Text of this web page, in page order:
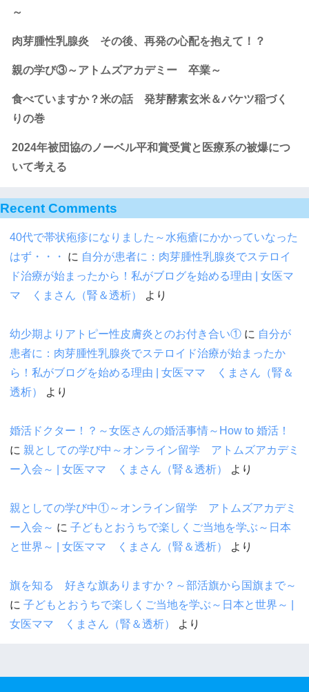
～
肉芽腫性乳腺炎 その後、再発の心配を抱えて！？
親の学び③～アトムズアカデミー 卒業～
食べていますか？米の話 発芽酵素玄米＆バケツ稲づく
りの巻
2024年被団協のノーベル平和賞受賞と医療系の被爆につ
いて考える
Recent Comments
40代で帯状疱疹になりました～水疱瘡にかかっていなった
はず・・・
に 自分が患者に：肉芽腫性乳腺炎でステロイ
ド治療が始まったから！私がブログを始める理由 | 女医マ
マ くまさん（腎＆透析）
より
幼少期よりアトピー性皮膚炎とのお付き合い① に 自分が
患者に：肉芽腫性乳腺炎でステロイド治療が始まったか
ら！私がブログを始める理由 | 女医ママ くまさん（腎＆
透析）
より
婚活ドクター！？～女医さんの婚活事情～How to 婚活！
に 親としての学び中～オンライン留学 アトムズアカデミ
ー入会～ | 女医ママ くまさん（腎＆透析）
より
親としての学び中①～オンライン留学 アトムズアカデミ
ー入会～ に 子どもとおうちで楽しくご当地を学ぶ～日本
と世界～ | 女医ママ くまさん（腎＆透析）
より
旗を知る 好きな旗ありますか？～部活旗から国旗まで～
に 子どもとおうちで楽しくご当地を学ぶ～日本と世界～ |
女医ママ くまさん（腎＆透析）
より